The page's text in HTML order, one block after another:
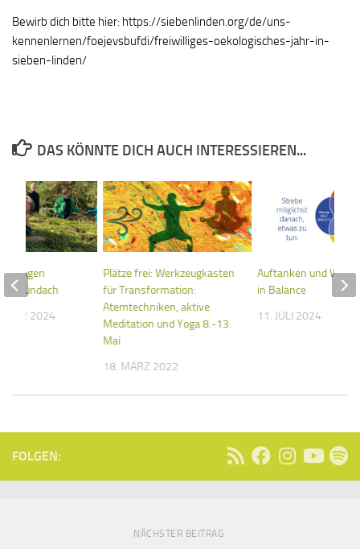
Bewirb dich bitte hier: https://siebenlinden.org/de/uns-
kennenlernen/foejevsbufdi/freiwilliges-oekologisches-jahr-in-
sieben-linden/
DAS KÖNNTE DICH AUCH INTERESSIEREN...
Plätze frei: Werkzeugkasten
für Transformation:
Atemtechniken, aktive
Meditation und Yoga 8.-13.
Mai
18. MÄRZ 2022
Auftanken und
in Balance
11. JULI 2024
Gründach
2024
FOLGEN:
NÄCHSTER BEITRAG